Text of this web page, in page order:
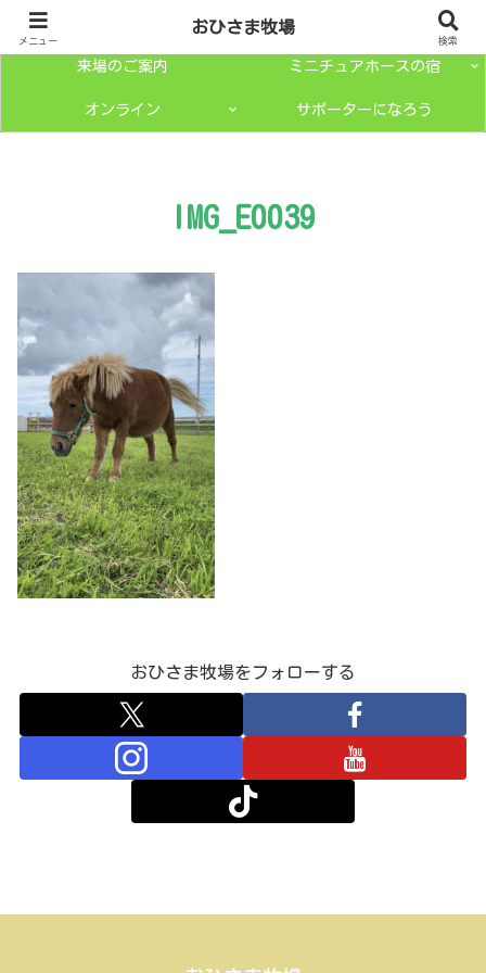
ミニチュアホースとは？
来場のご案内 ミニチュアホースの宿
オンライン サポーターになろう
IMG_E0039
おひさま牧場をフォローする
メニュー
おひさま牧場
検索